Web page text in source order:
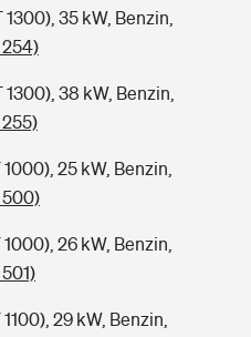
35 kW, Benzin,
254)
38 kW, Benzin,
25 kW, Benzin,
500)
26 kW, Benzin,
29 kW, Benzin,